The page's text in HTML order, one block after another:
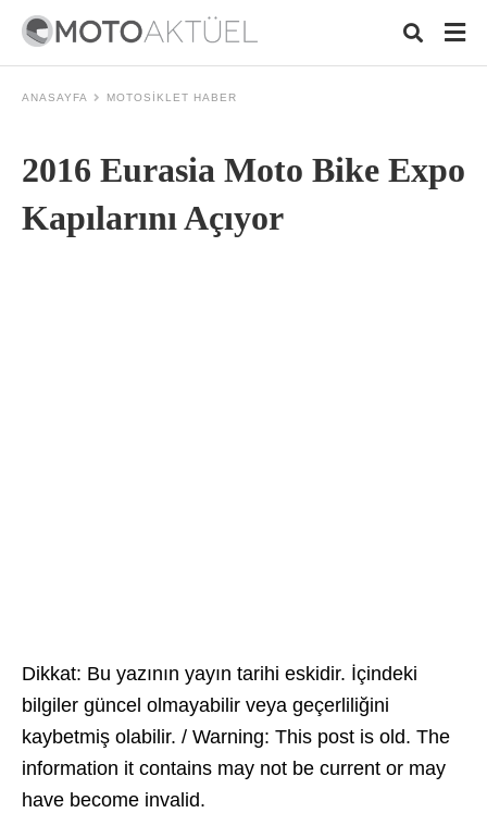
your
ANASAYFA MOTOSIKLET HABER
2016 Eurasia Moto Bike Expo
Kapılarını Açıyor
Dikkat: Bu yazının yayın tarihi eskidir. İçindeki
bilgiler güncel olmayabilir veya geçerliliğini
kaybetmiş olabilir. / Warning: This post is old. The
information it contains may not be current or may
have become invalid.